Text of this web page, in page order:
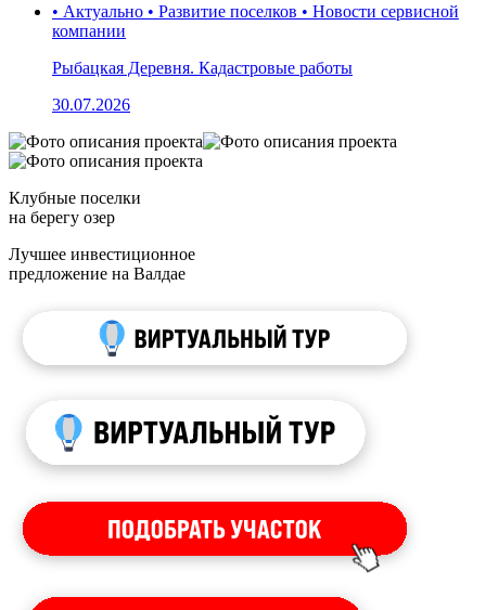
• Актуально • Развитие поселков • Новости сервисной
компании
Рыбацкая Деревня. Кадастровые работы
30.07.2026
Клубные поселки
на берегу озер
Лучшее инвестиционное
предложение на Валдае